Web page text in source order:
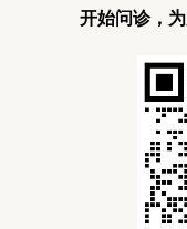
开始问诊，